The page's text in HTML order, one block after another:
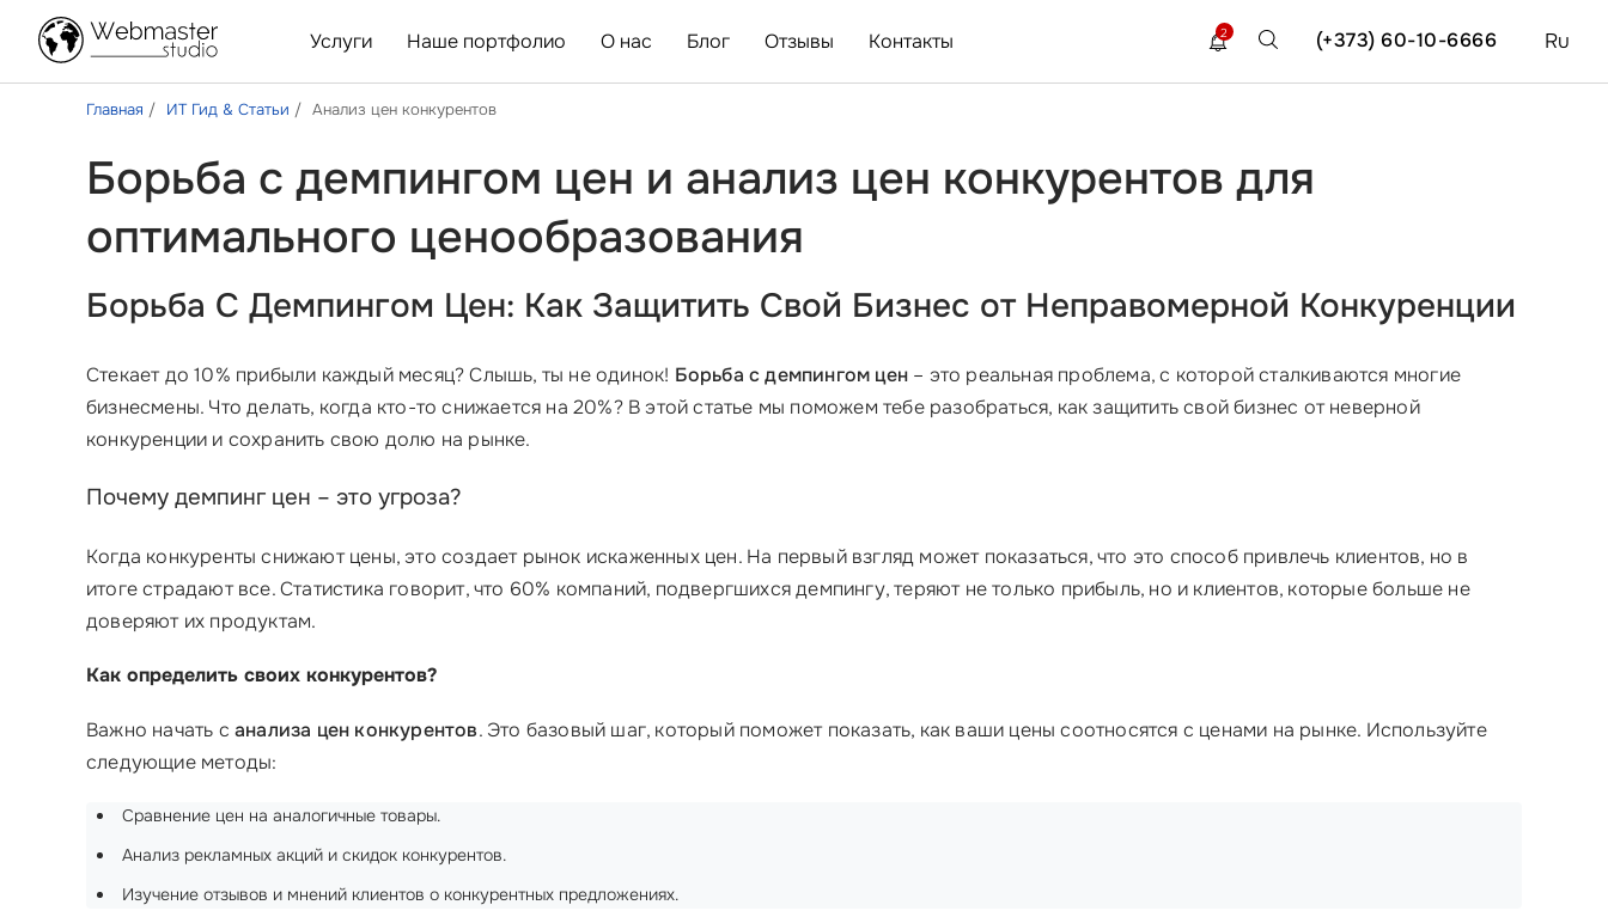
Услуги Наше портфолио О нас Блог Отзывы Контакты Ru
(+373) 60-10-6666
2
Главная ИТ Гид & Статьи Анализ цен конкурентов
Борьба с демпингом цен и анализ цен конкурентов для
оптимального ценообразования
Борьба С Демпингом Цен: Как Защитить Свой Бизнес от Неправомерной Конкуренции
Стекает до 10% прибыли каждый месяц? Слышь, ты не одинок! Борьба с демпингом цен – это реальная проблема, с которой сталкиваются многие
бизнесмены. Что делать, когда кто-то снижается на 20%? В этой статье мы поможем тебе разобраться, как защитить свой бизнес от неверной
конкуренции и сохранить свою долю на рынке.
Почему демпинг цен – это угроза?
Когда конкуренты снижают цены, это создает рынок искаженных цен. На первый взгляд может показаться, что это способ привлечь клиентов, но в
итоге страдают все. Статистика говорит, что 60% компаний, подвергшихся демпингу, теряют не только прибыль, но и клиентов, которые больше не
доверяют их продуктам.
Как определить своих конкурентов?
Важно начать с анализа цен конкурентов. Это базовый шаг, который поможет показать, как ваши цены соотносятся с ценами на рынке. Используйте
следующие методы:
Сравнение цен на аналогичные товары.
Анализ рекламных акций и скидок конкурентов.
Изучение отзывов и мнений клиентов о конкурентных предложениях.